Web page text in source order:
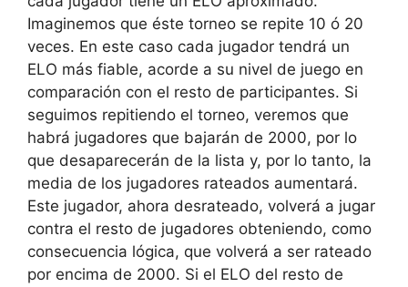
Imaginemos que éste torneo se repite 10 ó 20
veces. En este caso cada jugador tendrá un
ELO más fiable, acorde a su nivel de juego en
comparación con el resto de participantes. Si
seguimos repitiendo el torneo, veremos que
habrá jugadores que bajarán de 2000, por lo
que desaparecerán de la lista y, por lo tanto, la
media de los jugadores rateados aumentará.
Este jugador, ahora desrateado, volverá a jugar
contra el resto de jugadores obteniendo, como
consecuencia lógica, que volverá a ser rateado
por encima de 2000. Si el ELO del resto de